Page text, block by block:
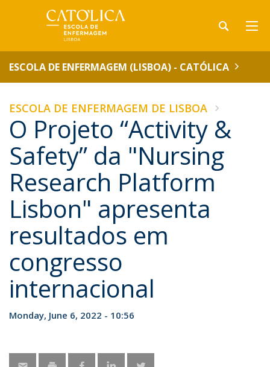
ESCOLA DE ENFERMAGEM (LISBOA) - CATÓLICA
ESCOLA DE ENFERMAGEM DE LISBOA
O Projeto “Activity &
Safety” da "Nursing
Research Platform
Lisbon" apresenta
resultados em
congresso
internacional
Monday, June 6, 2022 - 10:56